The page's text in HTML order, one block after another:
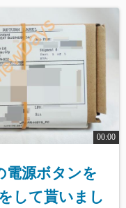
00:00
電源ボタンを
して貰いまし